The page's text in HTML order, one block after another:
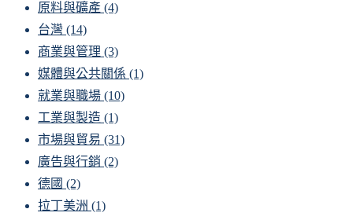
原料與礦產 (4)
台灣 (14)
商業與管理 (3)
媒體與公共關係 (1)
就業與職場 (10)
工業與製造 (1)
市場與貿易 (31)
廣告與行銷 (2)
德國 (2)
拉丁美洲 (1)